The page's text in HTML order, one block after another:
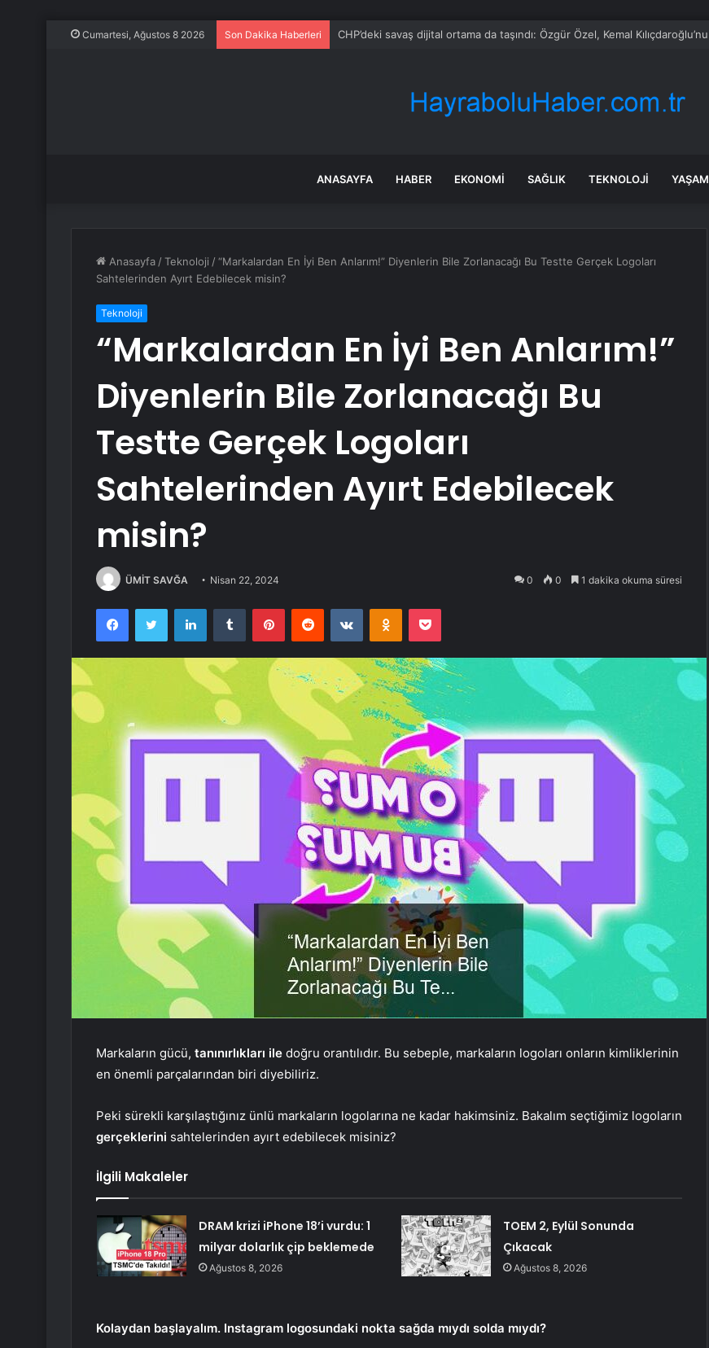
Cumartesi, Ağustos 8 2026 Son Dakika Haberleri Ece Erken’den ‘yasak aşk’ açıklaması: Hukuki yollara başvuruyor
ANASAYFA HABER EKONOMI SAĞLIK TEKNOLOJI YAŞAM
Anasayfa /Teknoloji /“Markalardan En İyi Ben Anlarım!” Diyenlerin Bile Zorlanacağı Bu Testte Gerçek Logoları
Sahtelerinden Ayırt Edebilecek misin?
Teknoloji
“Markalardan En İyi Ben Anlarım!”
Diyenlerin Bile Zorlanacağı Bu
Testte Gerçek Logoları
Sahtelerinden Ayırt Edebilecek
misin?
ÜMİT SAVĞA Nisan 22, 2024 0 0 1 dakika okuma süresi
FacebookTwitter LinkedInTumblr PinterestReddit VKontakteOdnoklassniki
Pocket
Markaların gücü, tanınırlıkları ile doğru orantılıdır. Bu sebeple, markaların logoları onların kimliklerinin
en önemli parçalarından biri diyebiliriz.
Peki sürekli karşılaştığınız ünlü markaların logolarına ne kadar hakimsiniz. Bakalım seçtiğimiz logoların
gerçeklerini sahtelerinden ayırt edebilecek misiniz?
İlgili Makaleler
DRAM krizi iPhone 18’i vurdu: 1
milyar dolarlık çip beklemede
Ağustos 8, 2026
TOEM 2, Eylül Sonunda
Çıkacak
Ağustos 8, 2026
Kolaydan başlayalım. Instagram logosundaki nokta sağda mıydı solda mıydı?